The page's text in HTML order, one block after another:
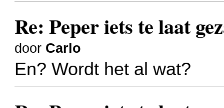
Re: Peper iets te laat
door Carlo
En? Wordt het al wat?